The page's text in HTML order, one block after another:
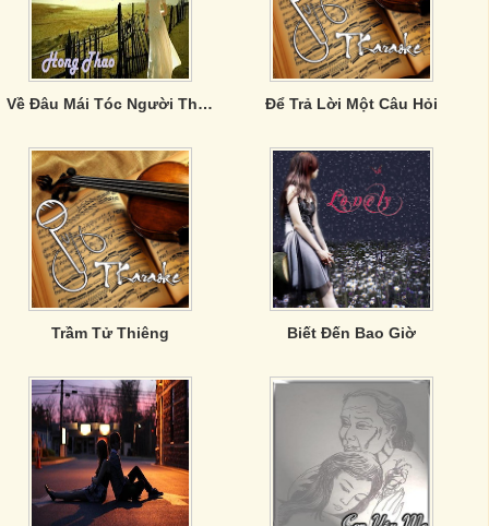
Về Đâu Mái Tóc Người Thương Để Trả Lời Một Câu Hỏi
Trầm Tử Thiêng Biết Đến Bao Giờ